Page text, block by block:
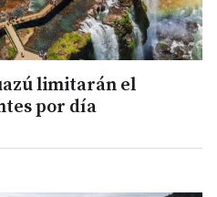
limitarán el
por día